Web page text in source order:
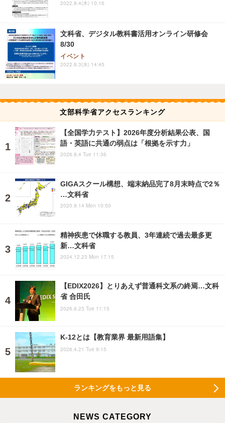
2022.8.4(木) 10:16
文科省、デジタル教科書活用オンライン研修会
8/30
イベント
2022.8.3(水) 14:45
文部科学省アクセスランキング
【全国学力テスト】2026年度分析結果公表、国
語・英語に共通の弱点は「根拠を示す力」
2026.8.4 Tue 11:36
GIGAスクール構想、端末納品完了8月末時点で2％
…文科省
2020.9.14 Mon 10:50
精神疾患で休職する教員、3年連続で過去最多更
新…文科省
2024.12.23 Mon 17:15
【EDIX2026】とりあえず普通科文系の終焉…文科
省 合田氏
2026.6.23 Tue 11:15
K-12とは【教育業界 最新用語集】
2026.4.21 Tue 9:15
ランキングをもっと見る
NEWS CATEGORY